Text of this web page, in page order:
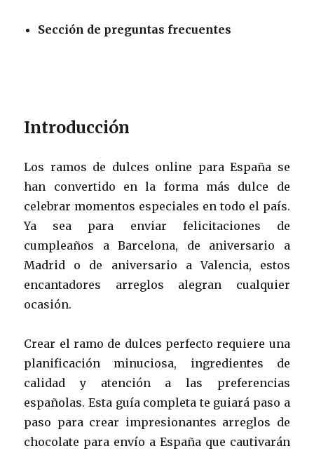
Sección de preguntas frecuentes
Introducción
Los ramos de dulces online para España se
han convertido en la forma más dulce de
celebrar momentos especiales en todo el país.
Ya sea para enviar felicitaciones de
cumpleaños a Barcelona, ​​de aniversario a
Madrid o de aniversario a Valencia, estos
encantadores arreglos alegran cualquier
ocasión.
Crear el ramo de dulces perfecto requiere una
planificación minuciosa, ingredientes de
calidad y atención a las preferencias
españolas. Esta guía completa te guiará paso a
paso para crear impresionantes arreglos de
chocolate para envío a España que cautivarán